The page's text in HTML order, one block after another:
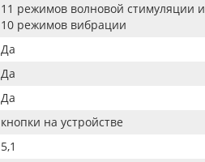
11 режимов волновой стимуляции и
10 режимов вибрации
Да
Да
Да
кнопки на устройстве
5,1